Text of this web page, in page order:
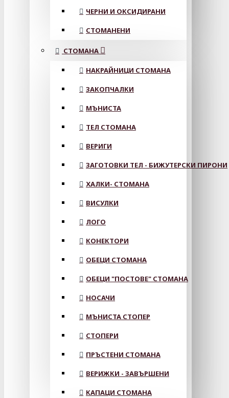
ЧЕРНИ И ОКСИДИРАНИ
СТОМАНЕНИ
СТОМАНА
НАКРАЙНИЦИ СТОМАНА
ЗАКОПЧАЛКИ
МЪНИСТА
ТЕЛ СТОМАНА
ВЕРИГИ
ЗАГОТОВКИ ТЕЛ - БИЖУТЕРСКИ ПИРОНИ
ХАЛКИ- СТОМАНА
ВИСУЛКИ
ЛОГО
КОНЕКТОРИ
ОБЕЦИ СТОМАНА
ОБЕЦИ "ПОСТОВЕ" СТОМАНА
НОСАЧИ
МЪНИСТА СТОПЕР
СТОПЕРИ
ПРЪСТЕНИ СТОМАНА
ВЕРИЖКИ - ЗАВЪРШЕНИ
КАПАЦИ СТОМАНА